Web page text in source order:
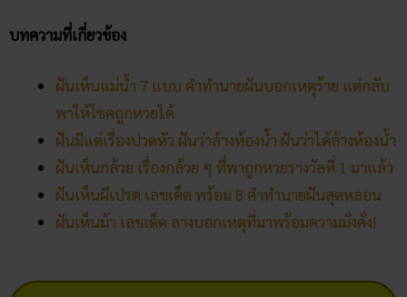
บทความที่เกี่ยวข้อง
ฝันเห็นแม่น้ำ 7 แบบ คำทำนายฝันบอกเหตุร้าย แต่กลับ
พาให้โชคถูกหวยได้
ฝันมีแต่เรื่องปวดหัว ฝันว่าล้างห้องน้ำ ฝันว่าได้ล้างห้องน้ำ
ฝันเห็นกล้วย เรื่องกล้วย ๆ ที่พาถูกหวยรางวัลที่ 1 มาแล้ว
ฝันเห็นผีเปรต เลขเด็ด พร้อม 8 คำทำนายฝันสุดหลอน
ฝันเห็นม้า เลขเด็ด ลางบอกเหตุที่มาพร้อมความมั่งคั่ง!